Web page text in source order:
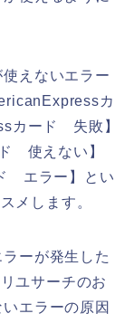
えないエラー
カ
カード 失敗】
使えない】
エラー】とい
メします。
ーが発生した
ユサーチのお
エラーの原因